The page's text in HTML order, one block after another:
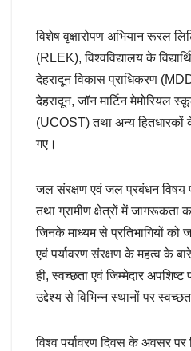
विशेष वृक्षारोपण अभियान रूरल
(RLEK), विश्वविद्यालय के
देहरादून विकास प्राधिकरण
देहरादून, जॉन मार्टिन मेमोरियल
(UCOST) तथा अन्य
गए।
जल संरक्षण एवं जल प्रबंधन विषय पर
तथा ग्रामीण क्षेत्रों में जागरूकता
जिनके माध्यम से प्रतिभागियों
एवं पर्यावरण संरक्षण के महत्व के
ही, स्वच्छता एवं जिम्मेदार
उद्देश्य से विभिन्न स्थानों पर
विश्व पर्यावरण दिवस के अवसर पर